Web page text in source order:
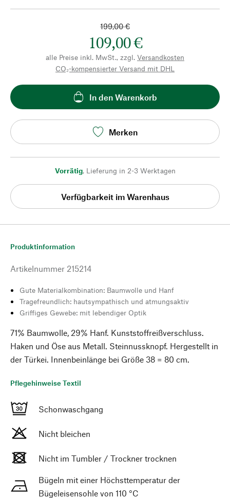
199,00 €
109,00 €
alle Preise inkl. MwSt., zzgl. Versandkosten
CO₂-kompensierter Versand mit DHL
In den Warenkorb
Merken
Vorrätig, Lieferung in 2-3 Werktagen
Verfügbarkeit im Warenhaus
Produktinformation
Artikelnummer 215214
Gute Materialkombination: Baumwolle und Hanf
Tragefreundlich: hautsympathisch und atmungsaktiv
Griffiges Gewebe: mit lebendiger Optik
71% Baumwolle, 29% Hanf. Kunststoffreißverschluss.
Haken und Öse aus Metall. Steinnussknopf. Hergestellt in
der Türkei. Innenbeinlänge bei Größe 38 = 80 cm.
Pflegehinweise Textil
Schonwaschgang
Nicht bleichen
Nicht im Tumbler / Trockner trocknen
Bügeln mit einer Höchsttemperatur der
Bügeleisensohle von 110 °C